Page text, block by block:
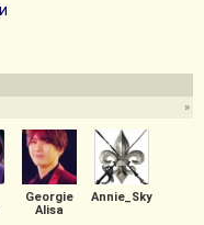
»
Georgie
Alisa
Annie_Sky